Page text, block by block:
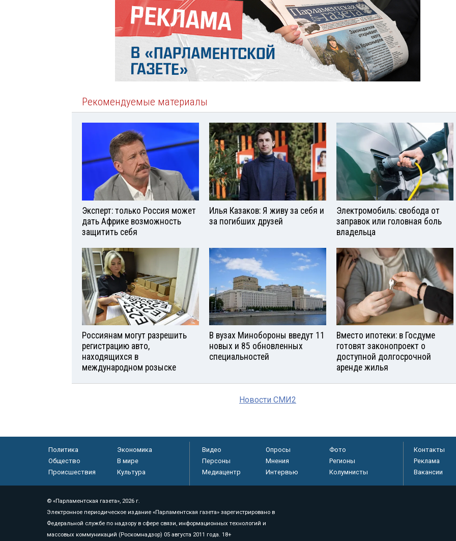
Рекомендуемые материалы
Эксперт: только Россия может
дать Африке возможность
защитить себя
Илья Казаков: Я живу за себя и
за погибших друзей
Электромобиль: свобода от
заправок или головная боль
владельца
Россиянам могут разрешить
регистрацию авто,
находящихся в
международном розыске
В вузах Минобороны введут 11
новых и 85 обновленных
специальностей
Вместо ипотеки: в Госдуме
готовят законопроект о
доступной долгосрочной
аренде жилья
Новости СМИ2
Политика
Экономика
Общество
В мире
Происшествия
Культура
Видео Опросы
Фото
Персоны
Мнения
Регионы
Медиацентр
Интервью Колумнисты
Контакты
Реклама
Вакансии
© «Парламентская газета», 2026 г.
Электронное периодическое издание «Парламентская газета» зарегистрировано в
Федеральной службе по надзору в сфере связи, информационных технологий и
массовых коммуникаций (Роскомнадзор) 05 августа 2011 года. 18+